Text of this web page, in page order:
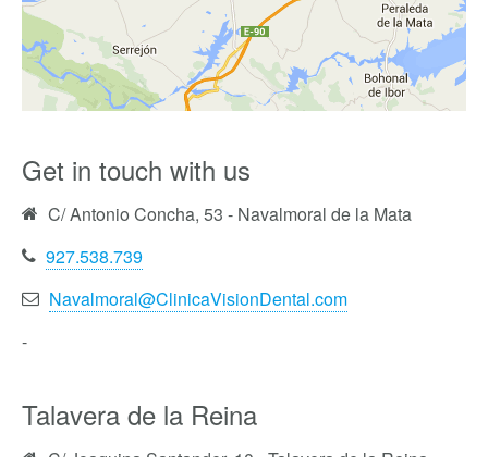
Get in touch with us
C/ Antonio Concha, 53 - Navalmoral de la Mata
927.538.739
Navalmoral@ClinicaVisionDental.com
-
Talavera de la Reina